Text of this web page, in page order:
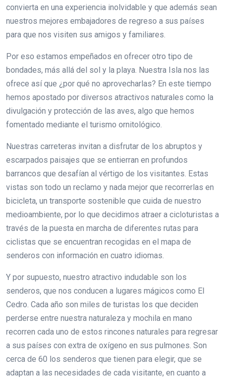
convierta en una experiencia inolvidable y que además sean
nuestros mejores embajadores de regreso a sus países
para que nos visiten sus amigos y familiares.
Por eso estamos empeñados en ofrecer otro tipo de
bondades, más allá del sol y la playa. Nuestra Isla nos las
ofrece así que ¿por qué no aprovecharlas? En este tiempo
hemos apostado por diversos atractivos naturales como la
divulgación y protección de las aves, algo que hemos
fomentado mediante el turismo ornitológico.
Nuestras carreteras invitan a disfrutar de los abruptos y
escarpados paisajes que se entierran en profundos
barrancos que desafían al vértigo de los visitantes. Estas
vistas son todo un reclamo y nada mejor que recorrerlas en
bicicleta, un transporte sostenible que cuida de nuestro
medioambiente, por lo que decidimos atraer a cicloturistas a
través de la puesta en marcha de diferentes rutas para
ciclistas que se encuentran recogidas en el mapa de
senderos con información en cuatro idiomas.
Y por supuesto, nuestro atractivo indudable son los
senderos, que nos conducen a lugares mágicos como El
Cedro. Cada año son miles de turistas los que deciden
perderse entre nuestra naturaleza y mochila en mano
recorren cada uno de estos rincones naturales para regresar
a sus países con extra de oxígeno en sus pulmones. Son
cerca de 60 los senderos que tienen para elegir, que se
adaptan a las necesidades de cada visitante, en cuanto a